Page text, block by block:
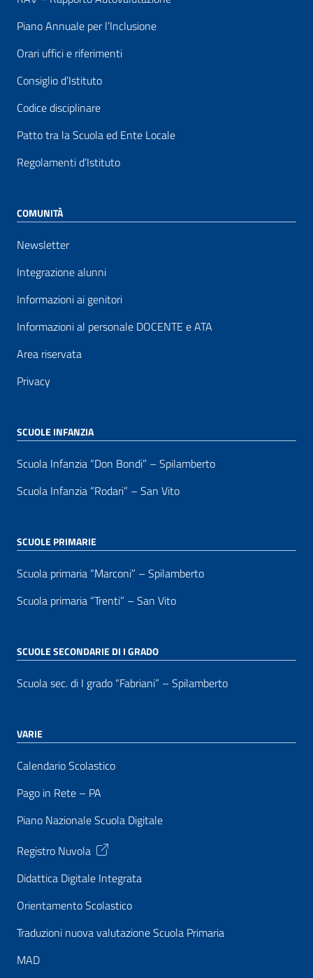
Piano Annuale per l’Inclusione
Orari uffici e riferimenti
Consiglio d’Istituto
Codice disciplinare
Patto tra la Scuola ed Ente Locale
Regolamenti d’Istituto
COMUNITÀ
Newsletter
Integrazione alunni
Informazioni ai genitori
Informazioni al personale DOCENTE e ATA
Area riservata
Privacy
SCUOLE INFANZIA
Scuola Infanzia “Don Bondi” – Spilamberto
Scuola Infanzia “Rodari” – San Vito
SCUOLE PRIMARIE
Scuola primaria “Marconi” – Spilamberto
Scuola primaria “Trenti” – San Vito
SCUOLE SECONDARIE DI I GRADO
Scuola sec. di I grado “Fabriani” – Spilamberto
VARIE
Calendario Scolastico
Pago in Rete – PA
Piano Nazionale Scuola Digitale
Registro Nuvola
Didattica Digitale Integrata
Orientamento Scolastico
Traduzioni nuova valutazione Scuola Primaria
MAD